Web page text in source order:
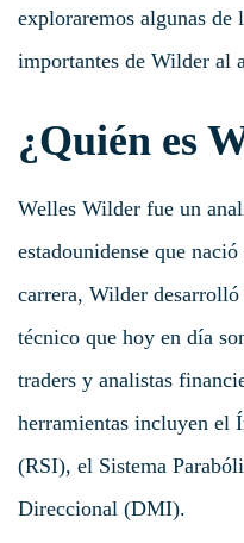
exploraremos algunas de
importantes de Wilder al
¿Quién es
Welles Wilder fue un
estadounidense que
carrera, Wilder
técnico que hoy en día
traders y analistas
herramientas incluyen el
(RSI), el Sistema
Direccional (DMI).